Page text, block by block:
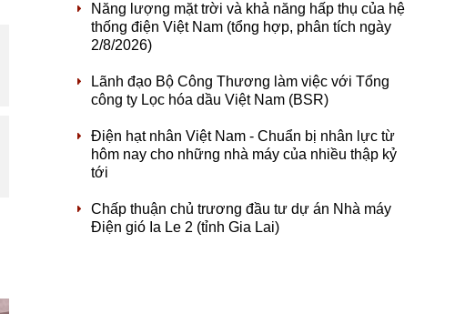
Năng lượng mặt trời và khả năng hấp thụ của hệ
thống điện Việt Nam (tổng hợp, phân tích ngày
2/8/2026)
Lãnh đạo Bộ Công Thương làm việc với Tổng
công ty Lọc hóa dầu Việt Nam (BSR)
Điện hạt nhân Việt Nam - Chuẩn bị nhân lực từ
hôm nay cho những nhà máy của nhiều thập kỷ
tới
Chấp thuận chủ trương đầu tư dự án Nhà máy
Điện gió Ia Le 2 (tỉnh Gia Lai)